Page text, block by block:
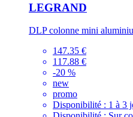
LEGRAND
DLP colonne mini aluminiu
147.35 €
117.88 €
-20 %
new
promo
Disponibilité : 1 à 3